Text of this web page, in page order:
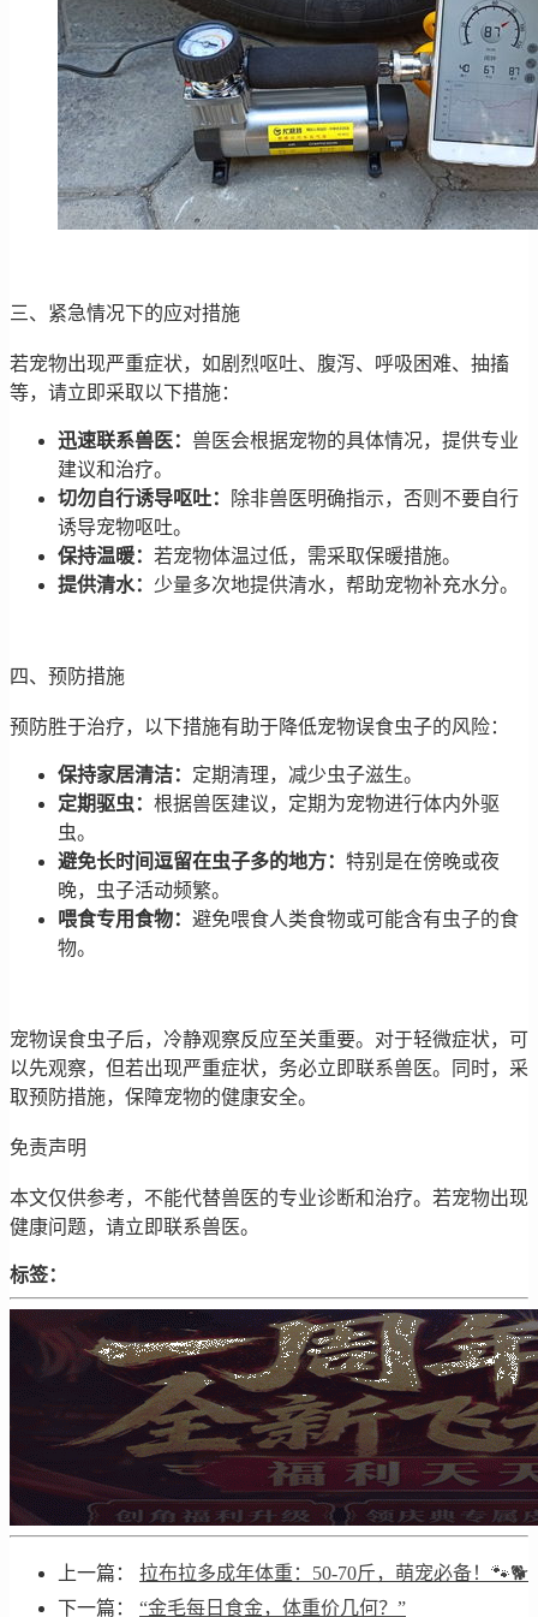
三、紧急情况下的应对措施
若宠物出现严重症状，如剧烈呕吐、腹泻、呼吸困难、抽搐
等，请立即采取以下措施：
迅速联系兽医： 兽医会根据宠物的具体情况，提供专业
建议和治疗。
切勿自行诱导呕吐：
除非兽医明确指示，否则不要自行
诱导宠物呕吐。
保持温暖： 若宠物体温过低，需采取保暖措施。
提供清水： 少量多次地提供清水，帮助宠物补充水分。
四、预防措施
预防胜于治疗，以下措施有助于降低宠物误食虫子的风险：
保持家居清洁： 定期清理，减少虫子滋生。
定期驱虫： 根据兽医建议，定期为宠物进行体内外驱
虫。
避免长时间逗留在虫子多的地方： 特别是在傍晚或夜
晚，虫子活动频繁。
喂食专用食物： 避免喂食人类食物或可能含有虫子的食
物。
宠物误食虫子后，冷静观察反应至关重要。对于轻微症状，可
以先观察，但若出现严重症状，务必立即联系兽医。同时，采
取预防措施，保障宠物的健康安全。
免责声明
本文仅供参考，不能代替兽医的专业诊断和治疗。若宠物出现
健康问题，请立即联系兽医。
标签：
上一篇： 拉布拉多成年体重：50-70斤，萌宠必备！🐾🐕
下一篇： “金毛每日食金，体重价几何？”